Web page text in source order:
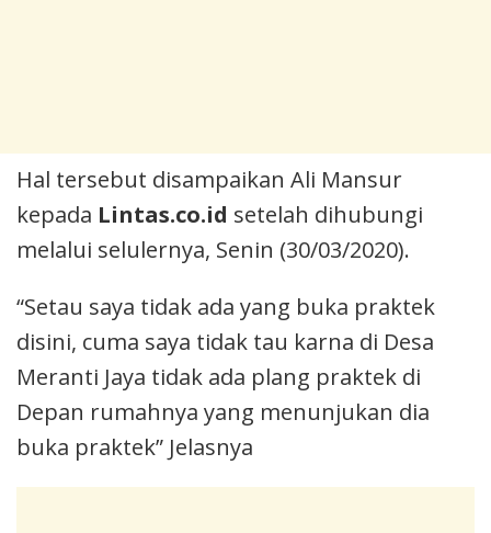
Hal tersebut disampaikan Ali Mansur
kepada Lintas.co.id setelah dihubungi
melalui selulernya, Senin (30/03/2020).
“Setau saya tidak ada yang buka praktek
disini, cuma saya tidak tau karna di Desa
Meranti Jaya tidak ada plang praktek di
Depan rumahnya yang menunjukan dia
buka praktek” Jelasnya